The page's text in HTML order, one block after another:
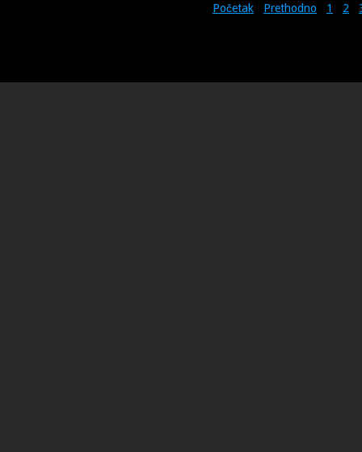
Početak
Prethodno 1 2